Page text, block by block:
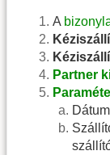
A
Partner
Dátum